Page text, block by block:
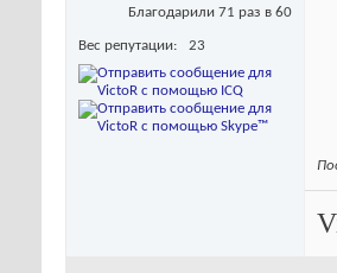
Благодарили 71 раз в 60
Вес репутации 23